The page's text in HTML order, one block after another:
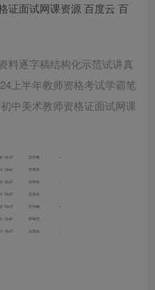
证面试网课资源 百度云 百
料逐字稿结构化示范试讲真
上半年教师资格考试学霸笔
中美术教师资格证面试网课